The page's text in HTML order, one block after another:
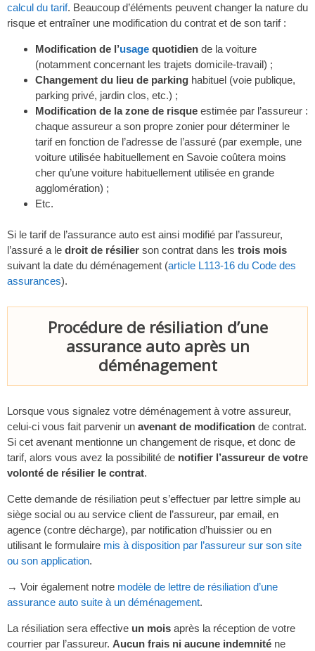
calcul du tarif. Beaucoup d’éléments peuvent changer la nature du
risque et entraîner une modification du contrat et de son tarif :
Modification de l’usage quotidien de la voiture
(notamment concernant les trajets domicile-travail) ;
Changement du lieu de parking habituel (voie publique,
parking privé, jardin clos, etc.) ;
Modification de la zone de risque estimée par l’assureur :
chaque assureur a son propre zonier pour déterminer le
tarif en fonction de l’adresse de l’assuré (par exemple, une
voiture utilisée habituellement en Savoie coûtera moins
cher qu’une voiture habituellement utilisée en grande
agglomération) ;
Etc.
Si le tarif de l’assurance auto est ainsi modifié par l’assureur,
l’assuré a le droit de résilier son contrat dans les trois mois
suivant la date du déménagement (article L113-16 du Code des
assurances).
Procédure de résiliation d’une
assurance auto après un
déménagement
Lorsque vous signalez votre déménagement à votre assureur,
celui-ci vous fait parvenir un avenant de modification de contrat.
Si cet avenant mentionne un changement de risque, et donc de
tarif, alors vous avez la possibilité de notifier l’assureur de votre
volonté de résilier le contrat.
Cette demande de résiliation peut s’effectuer par lettre simple au
siège social ou au service client de l’assureur, par email, en
agence (contre décharge), par notification d’huissier ou en
utilisant le formulaire mis à disposition par l’assureur sur son site
ou son application.
→ Voir également notre modèle de lettre de résiliation d’une
assurance auto suite à un déménagement.
La résiliation sera effective un mois après la réception de votre
courrier par l’assureur. Aucun frais ni aucune indemnité ne